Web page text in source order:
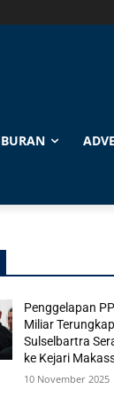
Penggelapan
Miliar
Sulselbartra
ke Kejari
10 November 2025